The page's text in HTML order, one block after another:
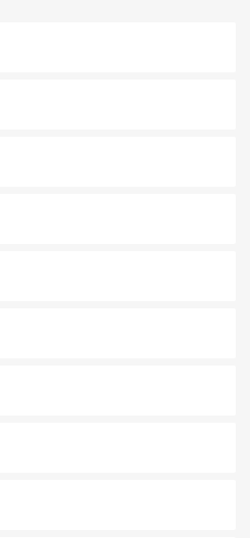
ズは地元の風情を楽しめる外せないスポット